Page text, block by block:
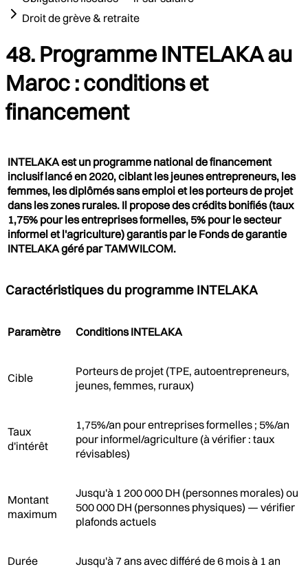
Droit de grève & retraite
48. Programme INTELAKA au
Maroc : conditions et
financement
INTELAKA est un programme national de financement
inclusif lancé en 2020, ciblant les jeunes entrepreneurs, les
femmes, les diplômés sans emploi et les porteurs de projet
dans les zones rurales. Il propose des crédits bonifiés (taux
1,75% pour les entreprises formelles, 5% pour le secteur
informel et l'agriculture) garantis par le Fonds de garantie
INTELAKA géré par TAMWILCOM.
Caractéristiques du programme INTELAKA
Paramètre Conditions INTELAKA
Cible
Porteurs de projet (TPE, autoentrepreneurs,
jeunes, femmes, ruraux)
Taux
d'intérêt
1,75%/an pour entreprises formelles ; 5%/an
pour informel/agriculture (à vérifier : taux
révisables)
Montant
maximum
Jusqu'à 1 200 000 DH (personnes morales) ou
500 000 DH (personnes physiques) — vérifier
plafonds actuels
Durée Jusqu'à 7 ans avec différé de 6 mois à 1 an